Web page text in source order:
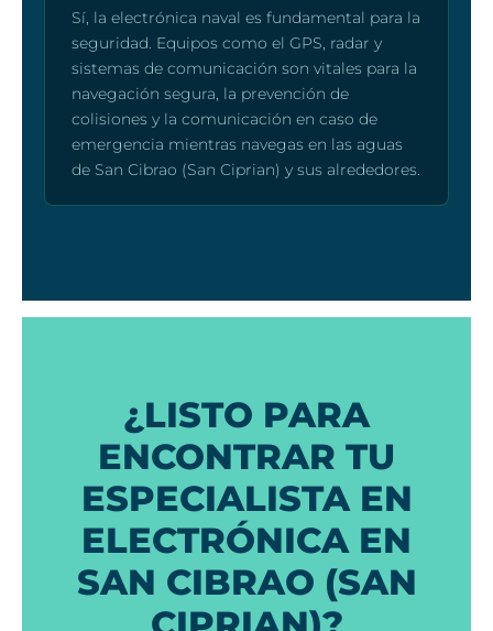
Sí, la electrónica naval es fundamental para la
seguridad. Equipos como el GPS, radar y
sistemas de comunicación son vitales para la
navegación segura, la prevención de
colisiones y la comunicación en caso de
emergencia mientras navegas en las aguas
de San Cibrao (San Ciprian) y sus alrededores.
¿LISTO PARA
ENCONTRAR TU
ESPECIALISTA EN
ELECTRÓNICA EN
SAN CIBRAO (SAN